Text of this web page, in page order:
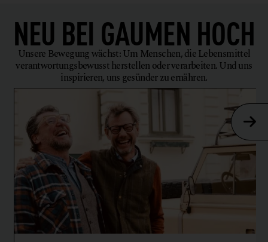
NEU BEI GAUMEN HOCH
Unsere Bewegung wächst: Um Menschen, die Lebensmittel
verantwortungsbewusst herstellen oder verarbeiten. Und uns
inspirieren, uns gesünder zu ernähren.